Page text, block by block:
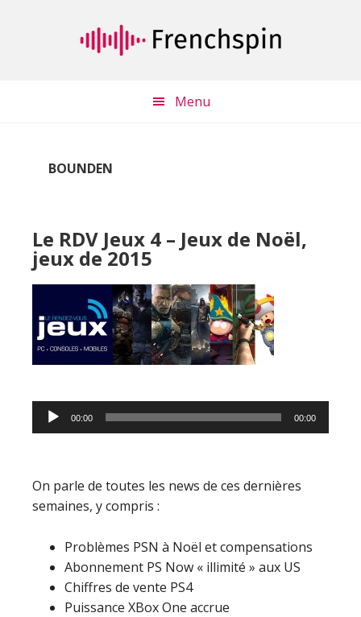
Menu
BOUNDEN
Le RDV Jeux 4 – Jeux de Noël,
jeux de 2015
Lecteur
audio
00:00 00:00
On parle de toutes les news de ces dernières
semaines, y compris :
Problèmes PSN à Noël et compensations
Abonnement PS Now « illimité » aux US
Chiffres de vente PS4
Puissance XBox One accrue